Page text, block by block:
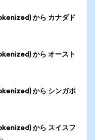
から カナダド
から オースト
から シンガポ
から スイスフ